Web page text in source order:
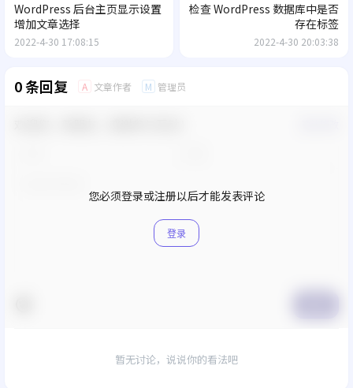
WordPress 后台主页显示设置
增加文章选择
2022-4-30 17:08:15
检查 WordPress 数据库中是否
存在标签
2022-4-30 20:03:38
0 条回复 A 文章作者 M 管理员
您必须登录或注册以后才能发表评论
登录
暂无讨论，说说你的看法吧